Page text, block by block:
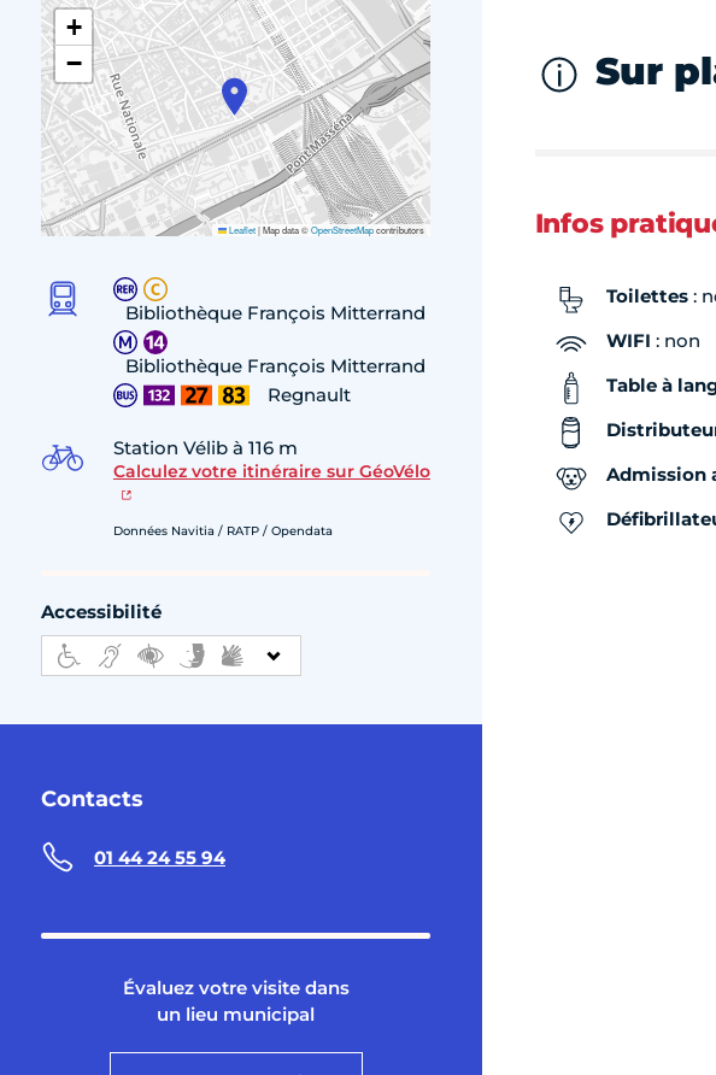
+
−
Leaflet|Map data ©OpenStreetMapcontributors
Bibliothèque François Mitterrand
Bibliothèque François Mitterrand
Regnault
Station Vélib à 116 m
Calculez votre itinéraire sur GéoVélo
Données Navitia / RATP / Opendata
Accessibilité
Contacts
01 44 24 55 94
Évaluez votre visite dans
un lieu municipal
Sur
Infos
Toilettes:
WIFI : non
Table à
Admission